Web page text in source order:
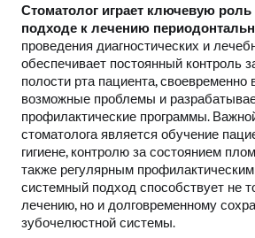
Стоматолог играет ключевую
подходе к лечению
проведения диагностических и
обеспечивает постоянный контроль
полости рта пациента, своевременно
возможные проблемы и
профилактические программы.
стоматолога является обучение
гигиене, контролю за состоянием
также регулярным
системный подход способствует не
лечению, но и долговременному
зубочелюстной системы.